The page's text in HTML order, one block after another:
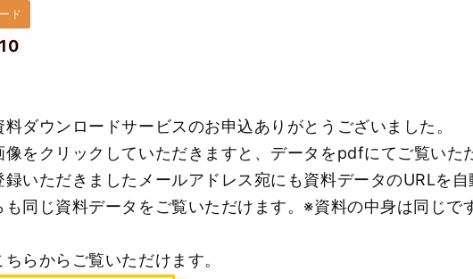
ド
料ダウンロードサービスのお申込ありがとうございました。
をクリックしていただきますと、 データをpdfにてご覧いた
録いただきましたメールアドレス宛にも資料データのURLを
も同じ資料データをご覧いただけます。※資料の中身は同じで
らからご覧いただけます。